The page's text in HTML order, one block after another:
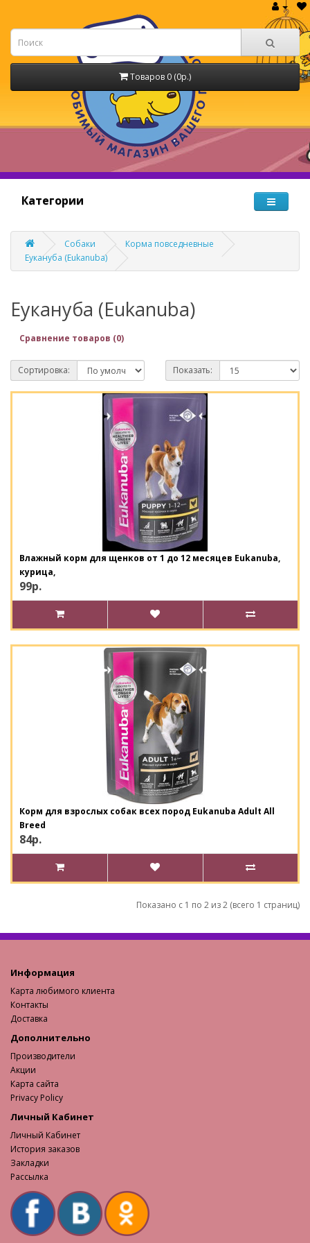
Товаров 0 (0р.)
Категории
Собаки
Корма повседневные
Еукануба (Eukanuba)
Еукануба (Eukanuba)
Сравнение товаров (0)
Сортировка: Показать:
Влажный корм для щенков от 1 до 12 месяцев Eukanuba,
курица,
99р.
Корм для взрослых собак всех пород Eukanuba Adult All
Breed
84р.
Показано с 1 по 2 из 2 (всего 1 страниц)
Информация
Карта любимого клиента
Контакты
Доставка
Дополнительно
Производители
Акции
Карта сайта
Privacy Policy
Личный Кабинет
Личный Кабинет
История заказов
Закладки
Рассылка